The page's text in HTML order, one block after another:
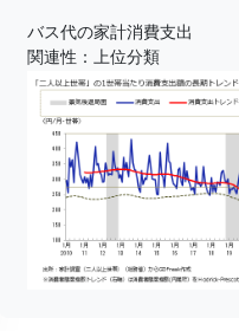
バス代の家計消費支出
関連性：上位分類